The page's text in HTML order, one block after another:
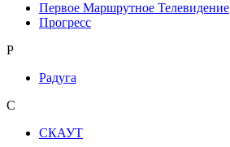
Первое Маршрутное Телевидение
Прогресс
Р
Радуга
С
СКАУТ